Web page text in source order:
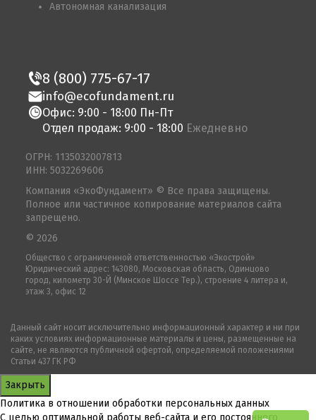
Автономная канализация
8 (800) 775-67-17
info@ecofundament.ru
Офис: 9:00 - 18:00 Пн-Пт
Отдел продаж: 9:00 - 18:00 Ежедневно
Общество с ограниченной ответственностью «Экострой»
Юридический адрес: 143080, Московская область, Одинцово
город, километр 30-Й (Минское Шоссе Тер.), строение 4 литера и,
этаж 3, офис 12
ОГРН: 1135032007813
ИНН: 5032269606
Компания «ЭкоФундамент» © Все права защищены.
Полное или частичное копирование материалов сайта
запрещено.
© 2026
Данный сайт носит исключительно информационный характер и ни при
каких условиях информационные материалы и цены, размещенные на
сайте, не являются публичной офертой, определяемой положениями
Статьи 437 ГК РФ
Закрыть
Политика в отношении обработки персональных данных